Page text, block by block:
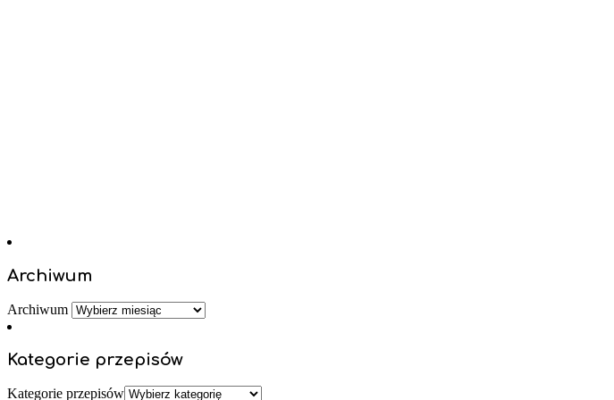
Archiwum
Archiwum
Kategorie przepisów
Kategorie przepisów